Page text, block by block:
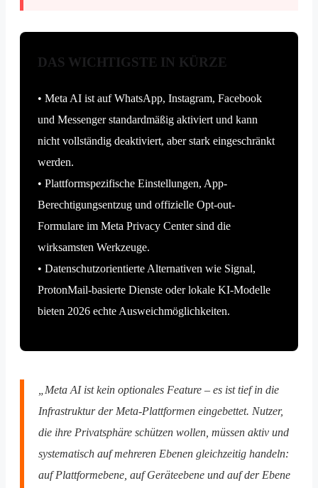
DAS WICHTIGSTE IN KÜRZE
• Meta AI ist auf WhatsApp, Instagram, Facebook
und Messenger standardmäßig aktiviert und kann
nicht vollständig deaktiviert, aber stark eingeschränkt
werden.
• Plattformspezifische Einstellungen, App-
Berechtigungsentzug und offizielle Opt-out-
Formulare im Meta Privacy Center sind die
wirksamsten Werkzeuge.
• Datenschutzorientierte Alternativen wie Signal,
ProtonMail-basierte Dienste oder lokale KI-Modelle
bieten 2026 echte Ausweichmöglichkeiten.
„Meta AI ist kein optionales Feature – es ist tief in die
Infrastruktur der Meta-Plattformen eingebettet. Nutzer,
die ihre Privatsphäre schützen wollen, müssen aktiv und
systematisch auf mehreren Ebenen gleichzeitig handeln:
auf Plattformebene, auf Geräteebene und auf der Ebene